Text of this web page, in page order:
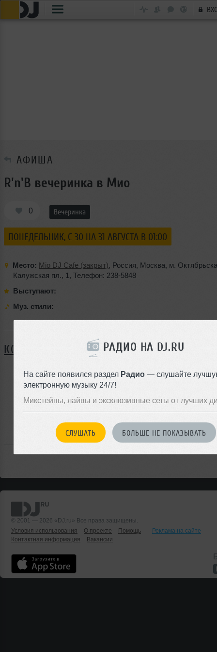
РАДИО НА DJ.RU
На сайте появился раздел Радио — слушайте
электронную музыку 24/7!
Микстейпы, лайвы и эксклюзивные сеты от лучших
СЛУШАТЬ БОЛЬШЕ НЕ ПОКАЗЫВАТЬ
АФИША
R'n'B вечеринка в Мио
0 Вечеринка
ПОНЕДЕЛЬНИК, C 30 НА 31 АВГУСТА В 01:00
Место: Mio DJ Cafe (закрыт), Россия, Москва, м.
Калужская пл., 1 , Телефон: 238-5848
Выступают:
Муз. стили:
КОММЕНТАРИИ
ЗАРЕГИСТРИРУЙТЕСЬ
чтобы оставить комментарий
© 2001 — 2026 «DJ.ru» Все права защищены.
Условия использования
О проекте Помощь
Реклама на сайте
Контактная информация
Вакансии